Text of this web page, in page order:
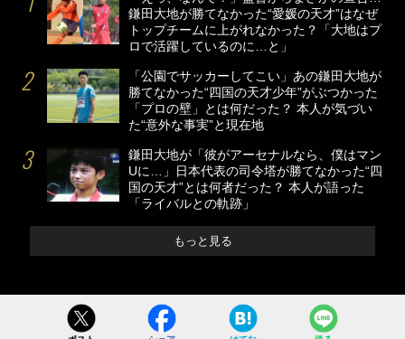
鎌田大地が勝てなかった“愛媛の天才”はなぜ
トップチームに上がれなかった？「大地はプ
ロで活躍しているのに…と」
「公園でサッカーしてこい」あの鎌田大地が
勝てなかった“四国の天才少年”がぶつかった
「プロの壁」とは何だった？ 本人が気づい
た“意外な事実”と現在地
鎌田大地が「彼がアーセナルなら、僕はマン
Uに…」日本代表の司令塔が勝てなかった“四
国の天才”とは何者だった？ 本人が語った
「ライバルとの軌跡」
もっと見る